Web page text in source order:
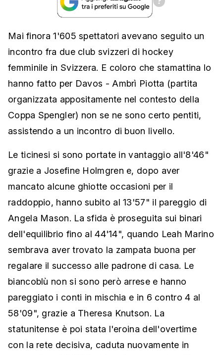
Mai finora 1'605 spettatori avevano seguito un
incontro fra due club svizzeri di hockey
femminile in Svizzera. E coloro che stamattina lo
hanno fatto per Davos - Ambrì Piotta (partita
organizzata appositamente nel contesto della
Coppa Spengler) non se ne sono certo pentiti,
assistendo a un incontro di buon livello.
Le ticinesi si sono portate in vantaggio all'8'46"
grazie a Josefine Holmgren e, dopo aver
mancato alcune ghiotte occasioni per il
raddoppio, hanno subito al 13'57" il pareggio di
Angela Mason. La sfida è proseguita sui binari
dell'equilibrio fino al 44'14", quando Leah Marino
sembrava aver trovato la zampata buona per
regalare il successo alle padrone di casa. Le
biancoblù non si sono però arrese e hanno
pareggiato i conti in mischia e in 6 contro 4 al
58'09", grazie a Theresa Knutson. La
statunitense è poi stata l'eroina dell'overtime
con la rete decisiva, caduta nuovamente in